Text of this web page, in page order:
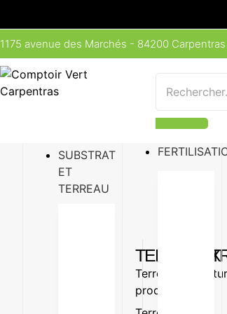
1175 avenue des Marchés - 84200 Carpentras
SUBSTRAT
ET
TERREAU
TERREAUX
Terreau
production